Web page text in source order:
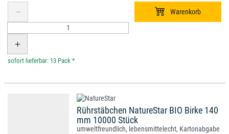
*
Rührstäbchen NatureStar BIO Birke 140
mm 10000 Stück
umweltfreundlich, lebensmittelecht, Kartonabgabe